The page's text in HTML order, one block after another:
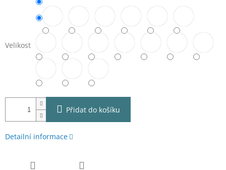
Velikost
Přidat do košíku
Detailní informace